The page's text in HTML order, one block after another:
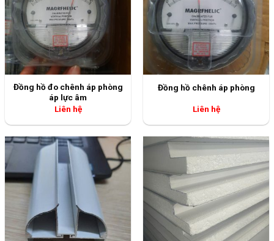
Đồng hồ đo chênh áp phòng
áp lực âm
Liên hệ
Đồng hồ chênh áp phòng
Liên hệ